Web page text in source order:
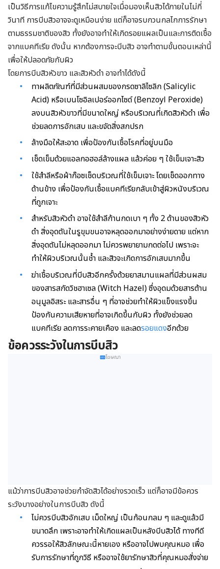
เป็นวิธีการแก้ไขความรู้สึกไม่สบายใจเมื่อมองเห็นสิวได้ภายในไม่กี่
วินาที การบีบสิวอาจจะดูเหมือนง่าย แต่ก็อาจรบกวนกลไกการรักษา
ตามธรรมชาติของสิว ทั้งยังอาจทำให้เกิดรอยแผลเป็นและการติดเชื้อ
จากแบคทีเรีย ดังนั้น หากต้องการจะบีบสิว อาจทำตามขั้นตอนเหล่านี้
เพื่อให้ปลอดภัยกับผิว
โดยการบีบสิวหัวขาว และสิวหัวดำ อาจทำได้ดังนี้
ทาผลิตภัณฑ์ที่มีส่วนผสมของกรดซาลิไซลิก (Salicylic
Acid) หรือเบนโซอิลเปอร์ออกไซด์ (Benzoyl Peroxide)
ลงบนสิวหัวขาวที่มีขนาดใหญ่ หรือบริเวณที่เกิดสิวหัวดำ เพื่อ
ช่วยลดการอักเสบ และขจัดสิ่งสกปรก
ล้างมือให้สะอาด เพื่อป้องกันเชื้อโรคที่อยู่บนมือ
เช็ดเข็มด้วยแอลกอฮอล์ล้างแผล แล้วค่อย ๆ ใช้เข็มเจาะสิว
ใช้สำลีหรือผ้าก๊อซเช็ดบริเวณที่ใช้เข็มเจาะ โดยเช็ดออกทาง
ด้านข้าง เพื่อป้องกันเชื้อแบคทีเรียกลับเข้าสู่ผิวหนังบริเวณ
ที่ถูกเจาะ
สำหรับสิวหัวดำ อาจใช้สำลีก้านกดเบา ๆ ทั้ง 2 ด้านของสิวหัว
ดำ สิ่งอุดตันในรูขุมขนอาจหลุดออกมาอย่างง่ายดาย แต่หาก
สิ่งอุดตันไม่หลุดออกมา ไม่ควรพยายามกดต่อไป เพราะจะ
ทำให้ผิวบริเวณนั้นช้ำ และสิวจะเกิดการอักเสบมากขึ้น
ฆ่าเชื้อบริเวณที่บีบสิวอีกครั้งด้วยยาสมานแผลที่มีส่วนผสม
ของสารสกัดวิชฮาเซล (Witch Hazel) ซึ่งอุดมด้วยสารต้าน
อนุมูลอิสระ และสารอื่น ๆ ที่อาจช่วยทำให้ผิวแข็งแรงขึ้น
ป้องกันความเสียหายที่อาจเกิดขึ้นกับผิว ทั้งยังช่วยลด
แบคทีเรีย ลดการระคายเคือง และลดรอยแดงอีกด้วย
ข้อควรระวังในการบีบสิว
โฆษณา
แม้ว่าการบีบสิวอาจช่วยกำจัดสิวได้อย่างรวดเร็ว แต่ก็อาจมีข้อควร
ระวังบางอย่างในการบีบสิว ดังนี้
ไม่ควรบีบสิวอักเสบ เม็ดใหญ่ เป็นก้อนกลม ๆ และดูแล้วมี
ขนาดลึก เพราะอาจทำให้เกิดแผลเป็นหลังบีบสิวได้ ทางทีดี
ควรรอให้สิวลักษณะนี้หายเอง หรืออาจไปพบคุณหมอ เพื่อ
รับการรักษาที่ถูกวิธี หรืออาจใช้ยารักษาสิวที่คุณหมอสั่งจ่าย